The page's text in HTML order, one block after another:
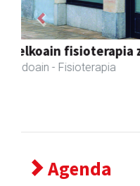
Ormendi kirolak
Andoain - Kirol dendak
Previous
Agenda